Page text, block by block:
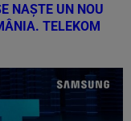
NAȘTE UN NOU
TELEKOM